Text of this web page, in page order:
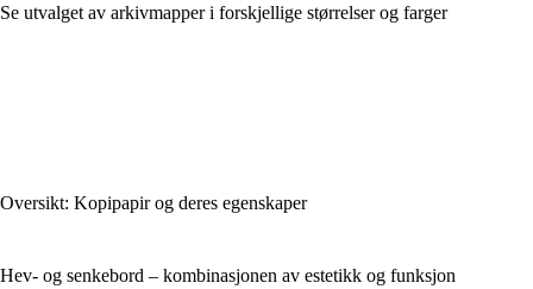
Se utvalget av arkivmapper i forskjellige størrelser og farger
Oversikt: Kopipapir og deres egenskaper
Hev- og senkebord – kombinasjonen av estetikk og funksjon